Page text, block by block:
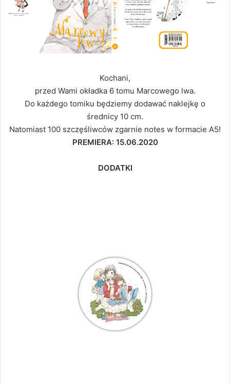
Kochani,
przed Wami okładka 6 tomu Marcowego lwa.
Do każdego tomiku będziemy dodawać naklejkę o
średnicy 10 cm.
Natomiast 100 szczęśliwców zgarnie notes w formacie A5!
PREMIERA: 15.06.2020
DODATKI